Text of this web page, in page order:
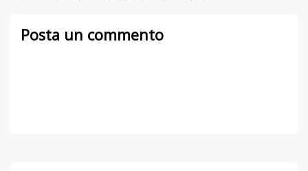
Posta un commento